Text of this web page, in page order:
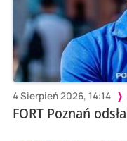
4 Sierpień 2026, 14:14
FORT Poznań